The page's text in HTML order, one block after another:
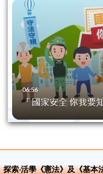
探索‧活學《憲法》及《基本